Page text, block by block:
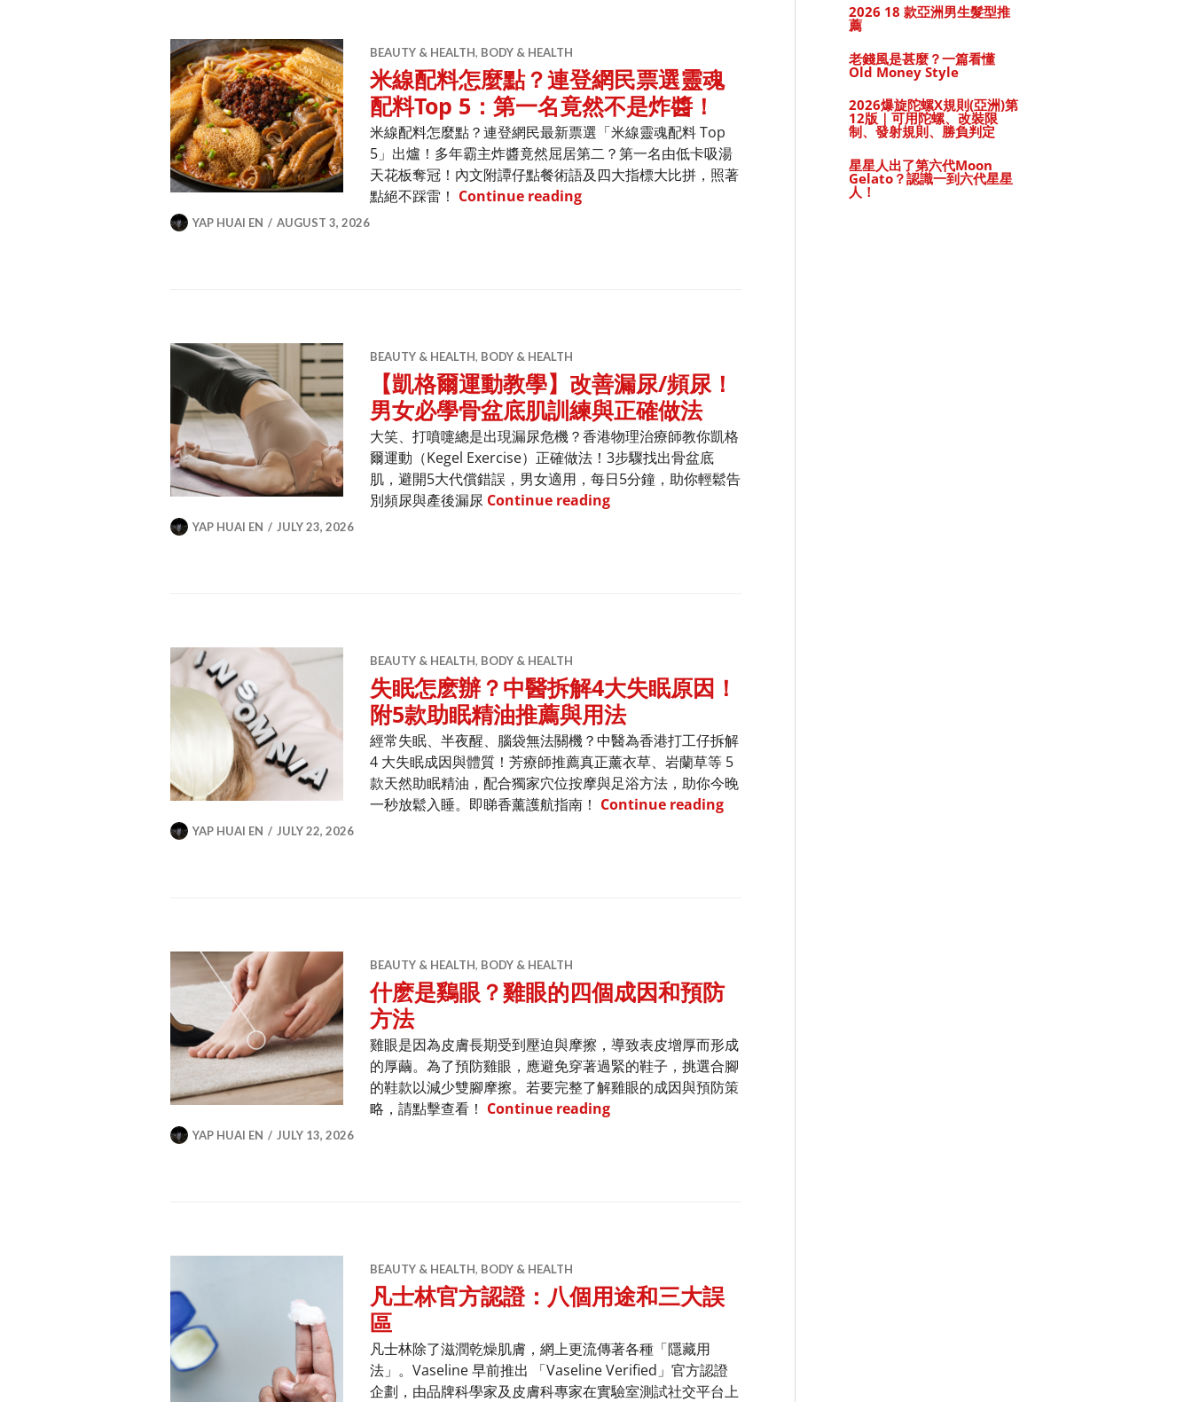
BEAUTY & HEALTH, BODY & HEALTH
米線配料怎麼點？連登網民票選靈魂
配料Top 5：第一名竟然不是炸醬！
米線配料怎麼點？連登網民最新票選「米線靈魂配料 Top
5」出爐！多年霸主炸醬竟然屈居第二？第一名由低卡吸湯
天花板奪冠！內文附譚仔點餐術語及四大指標大比拼，照著
點絕不踩雷！ Continue reading米線配料怎麼點？連登網民票選靈魂配料Top 5：第一名竟然不是炸醬！
YAP HUAI EN AUGUST 3, 2026
BEAUTY & HEALTH, BODY & HEALTH
【凱格爾運動教學】改善漏尿/頻尿！
男女必學骨盆底肌訓練與正確做法
大笑、打噴嚏總是出現漏尿危機？香港物理治療師教你凱格
爾運動（Kegel Exercise）正確做法！3步驟找出骨盆底
肌，避開5大代償錯誤，男女適用，每日5分鐘，助你輕鬆告
別頻尿與產後漏尿 Continue reading【凱格爾運動教學】改善漏尿/頻尿！男女必學骨盆底肌訓練與正確做法
YAP HUAI EN JULY 23, 2026
BEAUTY & HEALTH, BODY & HEALTH
失眠怎麽辦？中醫拆解4大失眠原因！
附5款助眠精油推薦與用法
經常失眠、半夜醒、腦袋無法關機？中醫為香港打工仔拆解
4 大失眠成因與體質！芳療師推薦真正薰衣草、岩蘭草等 5
款天然助眠精油，配合獨家穴位按摩與足浴方法，助你今晚
一秒放鬆入睡。即睇香薰護航指南！ Continue reading失眠怎麽辦？中醫拆解4大失眠原因！附5款助眠精油推薦與用法
YAP HUAI EN JULY 22, 2026
BEAUTY & HEALTH, BODY & HEALTH
什麽是鷄眼？雞眼的四個成因和預防
方法
雞眼是因為皮膚長期受到壓迫與摩擦，導致表皮增厚而形成
的厚繭。為了預防雞眼，應避免穿著過緊的鞋子，挑選合腳
的鞋款以減少雙腳摩擦。若要完整了解雞眼的成因與預防策
略，請點擊查看！ Continue reading什麽是鷄眼？雞眼的四個成因和預防方法
YAP HUAI EN JULY 13, 2026
BEAUTY & HEALTH, BODY & HEALTH
凡士林官方認證：八個用途和三大誤
區
凡士林除了滋潤乾燥肌膚，網上更流傳著各種「隱藏用
法」。Vaseline 早前推出 「Vaseline Verified」官方認證
企劃，由品牌科學家及皮膚科專家在實驗室測試社交平台上
2026 18 款亞洲男生髮型推
薦
老錢風是甚麼？一篇看懂
Old Money Style
2026爆旋陀螺X規則(亞洲)第
12版｜可用陀螺、改裝限
制、發射規則、勝負判定
星星人出了第六代Moon
Gelato？認識一到六代星星
人！